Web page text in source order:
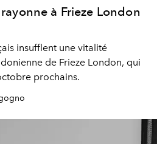
à Frieze London
insufflent une vitalité
de Frieze London, qui
prochains.